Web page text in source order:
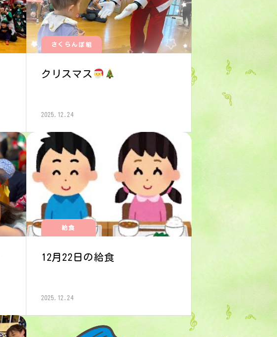
さくらんぼ組
クリスマス
2025.12.24
給食
12月22日の給食
2025.12.24